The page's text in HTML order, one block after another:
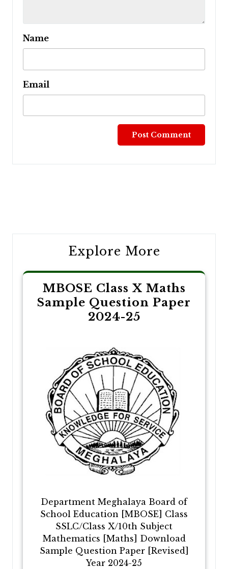
Name
Email
Explore More
MBOSE Class X Maths
Sample Question Paper
2024-25
Department Meghalaya Board of
School Education [MBOSE] Class
SSLC/Class X/10th Subject
Mathematics [Maths] Download
Sample Question Paper [Revised]
Year 2024-25